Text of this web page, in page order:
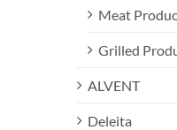
Meat
Grilled
ALVENT
Deleita